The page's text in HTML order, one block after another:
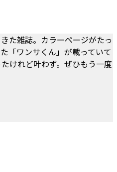
た雑誌。カラーページがたっ
「ワンサくん」が載っていて
けれど叶わず。ぜひもう一度